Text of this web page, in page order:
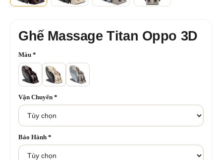
Ghế Massage Titan Oppo 3D
Màu *
Vận Chuyển *
Bảo Hành *